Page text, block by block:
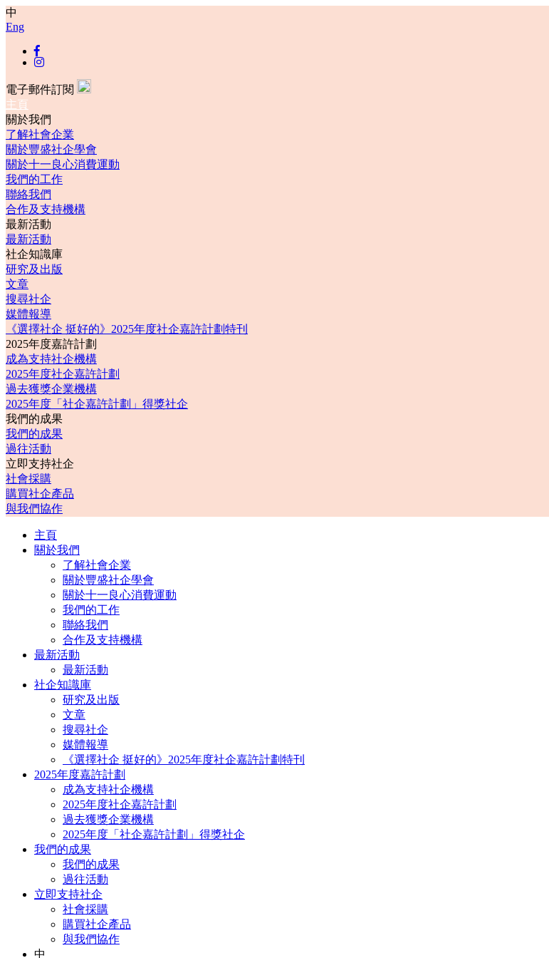
中
Eng
電子郵件訂閱
主頁
關於我們
了解社會企業
關於豐盛社企學會
關於十一良心消費運動
我們的工作
聯絡我們
合作及支持機構
最新活動
最新活動
社企知識庫
研究及出版
文章
搜尋社企
媒體報導
《選擇社企 挺好的》2025年度社企嘉許計劃特刊
2025年度嘉許計劃
成為支持社企機構
2025年度社企嘉許計劃
過去獲獎企業機構
2025年度「社企嘉許計劃」得獎社企
我們的成果
我們的成果
過往活動
立即支持社企
社會採購
購買社企產品
與我們協作
主頁
關於我們
了解社會企業
關於豐盛社企學會
關於十一良心消費運動
我們的工作
聯絡我們
合作及支持機構
最新活動
最新活動
社企知識庫
研究及出版
文章
搜尋社企
媒體報導
《選擇社企 挺好的》2025年度社企嘉許計劃特刊
2025年度嘉許計劃
成為支持社企機構
2025年度社企嘉許計劃
過去獲獎企業機構
2025年度「社企嘉許計劃」得獎社企
我們的成果
我們的成果
過往活動
立即支持社企
社會採購
購買社企產品
與我們協作
中